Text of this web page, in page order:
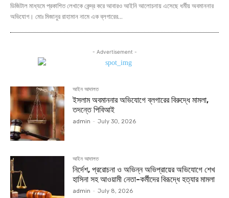
ডিজিটাল মাধ্যমে প্রকাশিত লেখাকে কেন্দ্র করে আবারও আইনি আলোচনায় এসেছে ধর্মীয় অবমাননার
অভিযোগ। মোঃ মিজানুর রাহামান নামে এক ব্লগারের...
- Advertisement -
আইন আদালত
ইসলাম অবমাননার অভিযোগে ব্লগারের বিরুদ্ধে মামলা,
তদন্তে পিবিআই
admin - July 30, 2026
আইন আদালত
নির্দেশ, প্ররোচনা ও অভিন্ন অভিপ্রায়ের অভিযোগে শেখ
হাসিনা সহ আওয়ামী নেতা-কর্মীদের বিরূদ্ধে হত্যার মামলা
admin - July 8, 2026